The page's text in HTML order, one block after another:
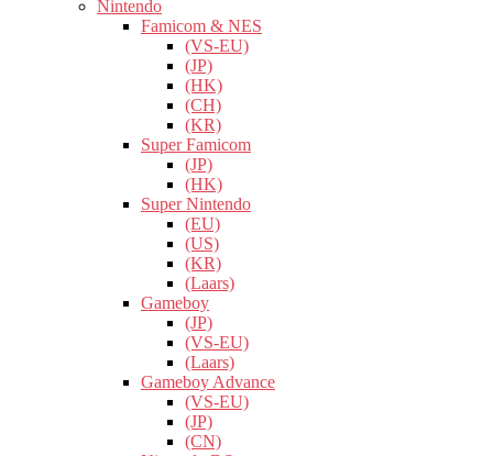
Nintendo
Famicom & NES
(VS-EU)
(JP)
(HK)
(CH)
(KR)
Super Famicom
(JP)
(HK)
Super Nintendo
(EU)
(US)
(KR)
(Laars)
Gameboy
(JP)
(VS-EU)
(Laars)
Gameboy Advance
(VS-EU)
(JP)
(CN)